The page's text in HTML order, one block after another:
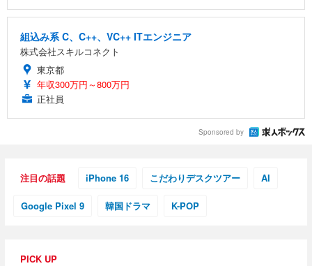
組込み系 C、C++、VC++ ITエンジニア
株式会社スキルコネクト
東京都
年収300万円～800万円
正社員
Sponsored by
注目の話題 iPhone 16 こだわりデスクツアー AI
Google Pixel 9 韓国ドラマ K-POP
PICK UP